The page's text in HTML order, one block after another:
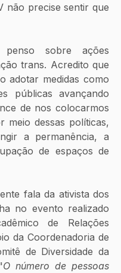
não precise sentir que
sobre ações
trans. Acredito que
adotar medidas como
públicas avançando
de nos colocarmos
meio dessas políticas,
a permanência, a
de espaços de
fala da ativista dos
no evento realizado
de Relações
da Coordenadoria de
de Diversidade da
O número de pessoas